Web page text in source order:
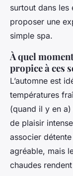
surtout dans les
proposer une
simple spa.
À quel
propice à ces
L’automne est
températures
(quand il y en
de plaisir
associer
agréable, mais
chaudes